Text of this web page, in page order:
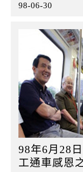
98-06-30
98年6月28
工通車感恩